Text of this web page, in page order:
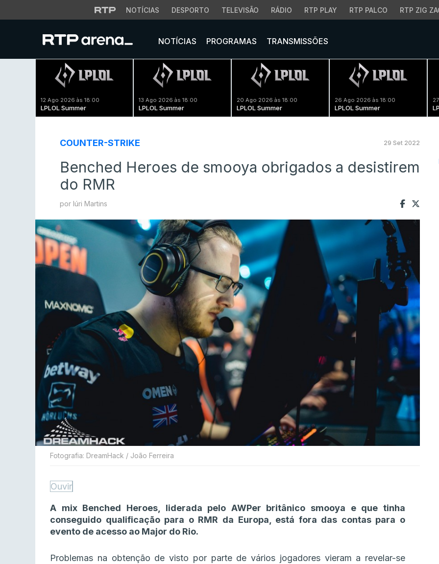
NOTÍCIAS DESPORTO TELEVISÃO RÁDIO RTP PLAY RTP PALCO RTP ZIG
NOTÍCIAS PROGRAMAS TRANSMISSÕES
12 Ago 2026 às 18:00
LPLOL Summer
13 Ago 2026 às 18:00
LPLOL Summer
20 Ago 2026 às 18:00
LPLOL Summer
26 Ago 2026 às 18:00
LPLOL Summer
COUNTER-STRIKE 29 Set 2022
Benched Heroes de smooya obrigados a desistirem
do RMR
por Iúri Martins
Fotografia: DreamHack / João Ferreira
Ouvir
A mix Benched Heroes, liderada pelo AWPer britânico smooya e que tinha
conseguido qualificação para o RMR da Europa, está fora das contas para o
evento de acesso ao Major do Rio.
Problemas na obtenção de visto por parte de vários jogadores vieram a revelar-se